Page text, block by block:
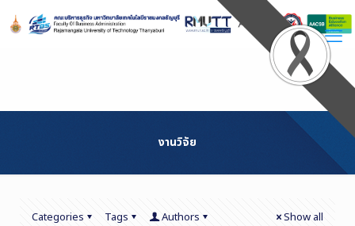
Content
งานวิจัย
Categories Tags Authors Show all